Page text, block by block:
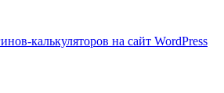
калькуляторов на сайт WordPress